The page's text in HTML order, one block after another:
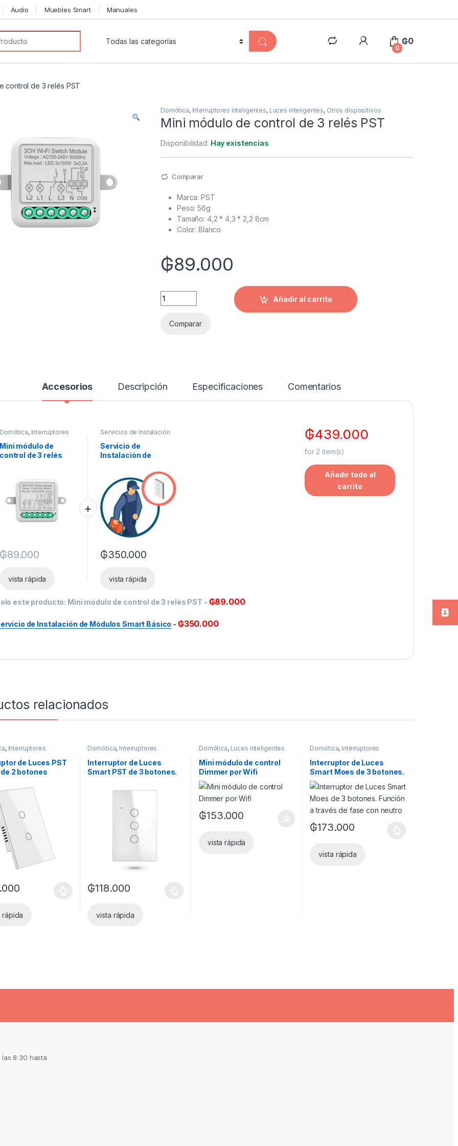
Audio Muebles Smart Manuales
0
₲0
control de 3 relés PST
Domótica, Interruptores Inteligentes, Luces inteligentes, Otros dispositivos
Mini módulo de control de 3 relés PST
Disponibilidad: Hay existencias
Comparar
Marca: PST
Peso: 56g
Tamaño: 4,2 * 4,3 * 2,2 8cm
Color: Blanco
₲89.000
Quantity
Añadir al carrito
Comparar
Accesorios Descripción Especificaciones Comentarios
, Interruptores
,Otros
módulo de
de 3 relés
89.000
vista rápida
Servicios de Instalación
Servicio de
Instalación de
₲350.000
vista rápida
este producto: Mini módulo de control de 3 relés PST - ₲89.000
de Instalación de Módulos Smart Básico - ₲350.000
₲439.000
for 2 item(s)
Añadir todo al
carrito
relacionados
, Interruptores
Luces inteligentes
de Luces PST
2 botones
con neutro +
tiene múltiples variantes. Las opciones se pueden elegir en la página de producto
rápida
Domótica, Interruptores
Luces inteligentes
Interruptor de Luces
Smart PST de 3 botones.
con neutro + Capacitor
₲118.000
Este producto tiene múltiples variantes. Las opciones se pueden elegir en la página de producto
vista rápida
Domótica, Luces inteligentes
Mini módulo de control
Dimmer por Wifi
₲153.000
vista rápida
Domótica, Interruptores
Luces inteligentes
Interruptor de Luces
Smart Moes de 3 botones.
Función a través de fase
con neutro
₲173.000
Este producto tiene múltiples variantes.
vista rápida
.
las 8:30 hasta